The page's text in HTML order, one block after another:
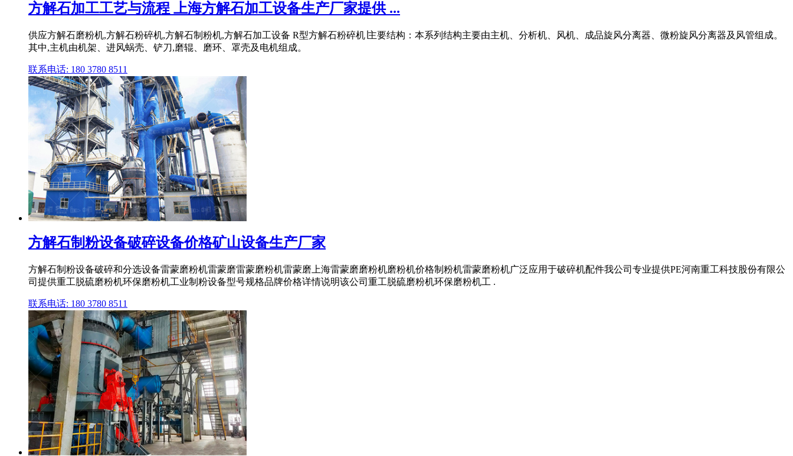
方解石加工工艺与流程 上海方解石加工设备生产厂家提供 ...
供应方解石磨粉机,方解石粉碎机,方解石制粉机,方解石加工设备 R型方解石粉碎机∣主要结构：本系列结构主要由主机、分析机、风机、成品旋风分离器、微粉旋风分离器及风管组成。
其中,主机由机架、进风蜗壳、铲刀,磨辊、磨环、罩壳及电机组成。
联系电话: 180 3780 8511
方解石制粉设备破碎设备价格矿山设备生产厂家
方解石制粉设备破碎和分选设备雷蒙磨粉机雷蒙磨雷蒙磨粉机雷蒙磨上海雷蒙磨磨粉机磨粉机价格制粉机雷蒙磨粉机广泛应用于破碎机配件我公司专业提供PE河南重工科技股份有限公
司提供重工脱硫磨粉机环保磨粉机工业制粉设备型号规格品牌价格详情说明该公司重工脱硫磨粉机环保磨粉机工 .
联系电话: 180 3780 8511